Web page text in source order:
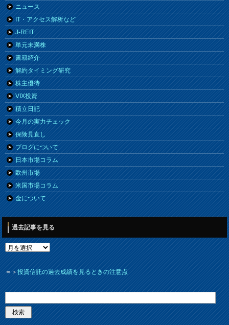
ニュース
IT・アクセス解析など
J-REIT
単元未満株
書籍紹介
解約タイミング研究
株主優待
VIX投資
積立日記
今月の実力チェック
保険見直し
ブログについて
日本市場コラム
欧州市場
米国市場コラム
金について
過去記事を見る
＝＞投資信託の過去成績を見るときの注意点